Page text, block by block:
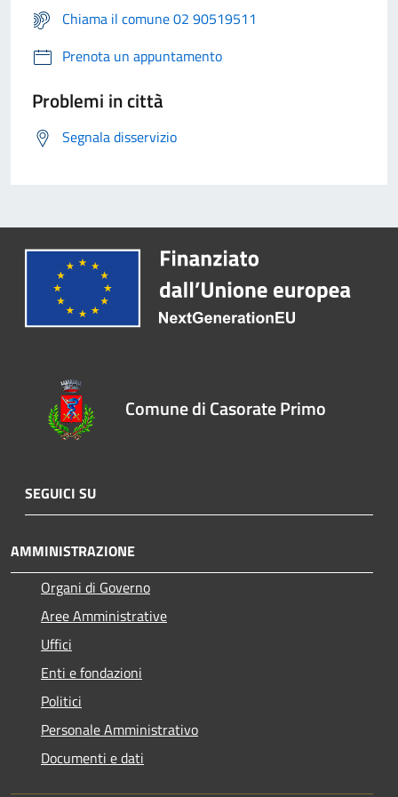
Chiama il comune 02 90519511
Prenota un appuntamento
Problemi in città
Segnala disservizio
Comune di Casorate Primo
SEGUICI SU
AMMINISTRAZIONE
Organi di Governo
Aree Amministrative
Uffici
Enti e fondazioni
Politici
Personale Amministrativo
Documenti e dati